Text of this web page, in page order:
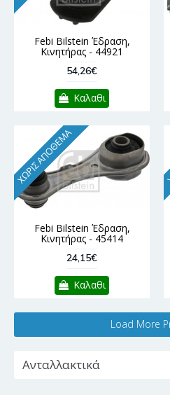
Febi Bilstein Έδραση,
Κινητήρας - 44921
54,26€
Καλαθι
ΧΩΡΊΣ ΑΠΌΘΕΜΑ
Febi Bilstein Έδραση,
Κινητήρας - 45414
24,15€
Καλαθι
Load More
Ανταλλακτικά